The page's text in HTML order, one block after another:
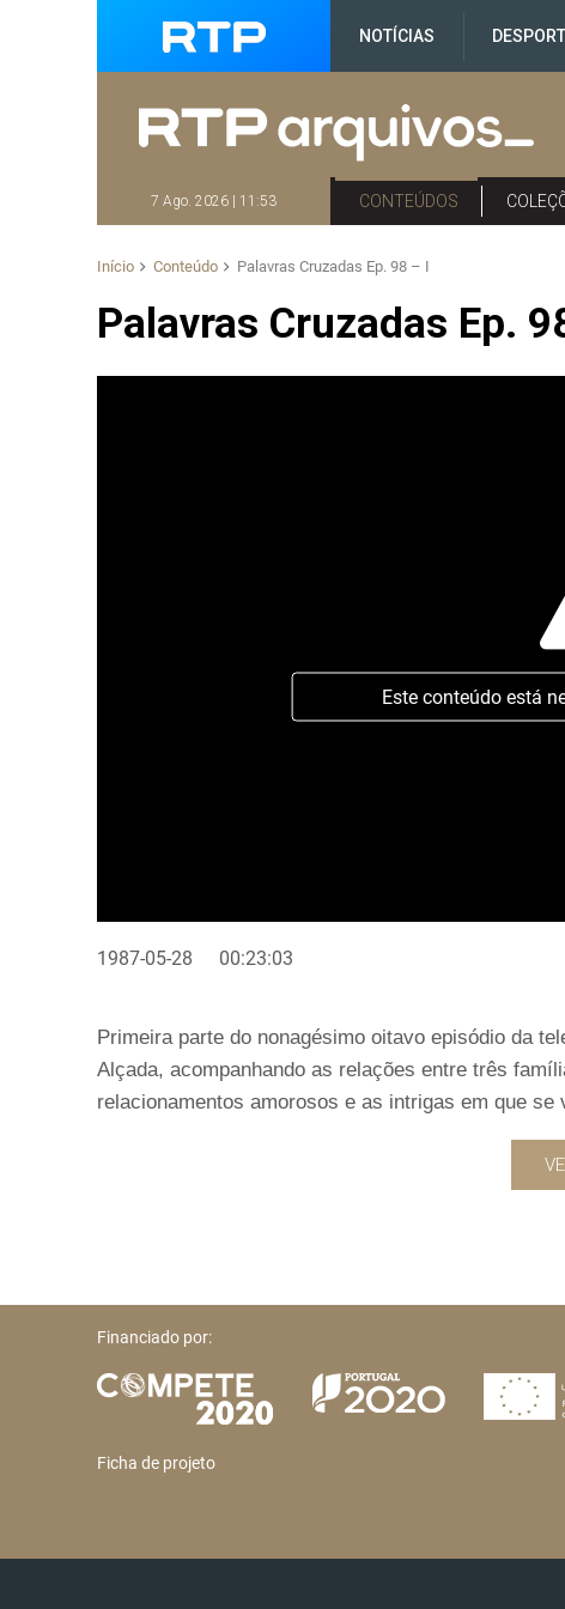
NOTÍCIAS
7 Ago. 2026 | 11:53 CONTEÚDOS
Início Conteúdo Palavras Cruzadas Ep. 98 – I
Palavras Cruzadas Ep.
Este conteúdo está
1987-05-28 00:23:03
Primeira parte do nonagésimo oitavo episódio da
Alçada, acompanhando as relações entre três
relacionamentos amorosos e as intrigas em que se
Financiado por:
Ficha de projeto